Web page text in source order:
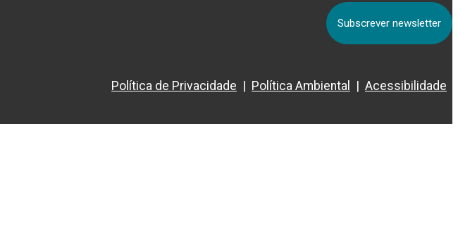
Subscrever newsletter
Política de Privacidade Política Ambiental Acessibilidade